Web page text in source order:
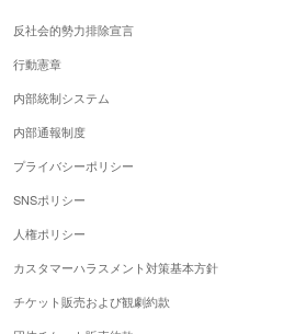
反社会的勢力排除宣言
行動憲章
内部統制システム
内部通報制度
プライバシーポリシー
SNSポリシー
人権ポリシー
カスタマーハラスメント対策基本方針
チケット販売および観劇約款